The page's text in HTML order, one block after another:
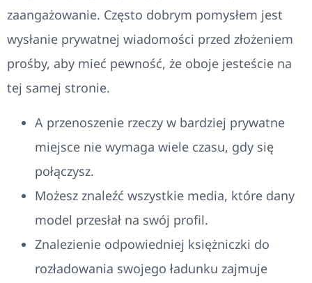
zaangażowanie. Często dobrym pomysłem jest
wysłanie prywatnej wiadomości przed złożeniem
prośby, aby mieć pewność, że oboje jesteście na
tej samej stronie.
A przenoszenie rzeczy w bardziej prywatne
miejsce nie wymaga wiele czasu, gdy się
połączysz.
Możesz znaleźć wszystkie media, które dany
model przesłał na swój profil.
Znalezienie odpowiedniej księżniczki do
rozładowania swojego ładunku zajmuje